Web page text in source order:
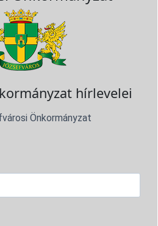
hírlevelei
Önkormányzat